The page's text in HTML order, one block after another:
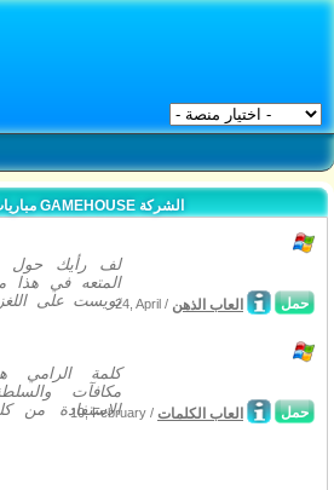
مباريات من قبل GAMEHOUSE الشركة
المتعه في هذا
تويست على اللغز
حمل 24, April / العاب الذهن
كلمة الرامي
مكافآت
الاستفادة من
حمل 10, February / العاب الكلمات